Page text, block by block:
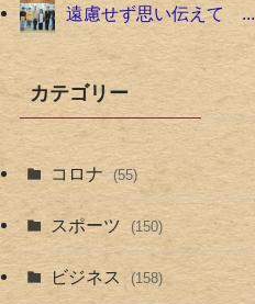
遠慮せず思い伝えて ...
カテゴリー
コロナ (55)
スポーツ (150)
ビジネス (158)